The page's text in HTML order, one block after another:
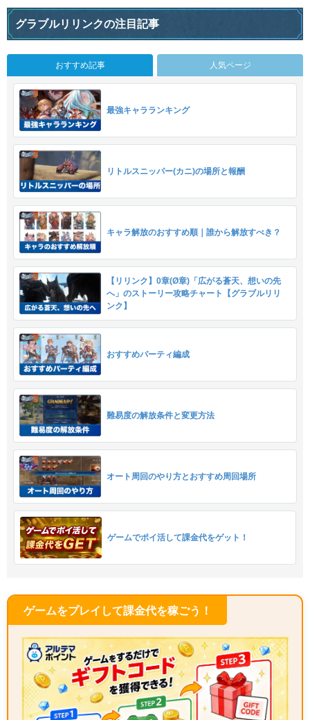
グラブルリリンクの注目記事
おすすめ記事 人気ページ
最強キャラランキング
リトルスニッパー(カニ)の場所と報酬
キャラ解放のおすすめ順｜誰から解放すべき？
【リリンク】0章(Ø章)「広がる蒼天、想いの先
へ」のストーリー攻略チャート【グラブルリリ
ンク】
おすすめパーティ編成
難易度の解放条件と変更方法
オート周回のやり方とおすすめ周回場所
ゲームでポイ活して課金代をゲット！
ゲームをプレイして課金代を稼ごう！